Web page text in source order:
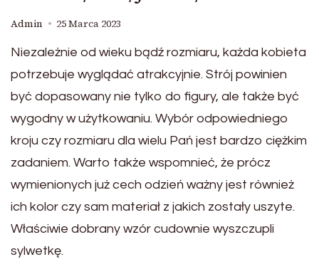
Admin 25 Marca 2023
Niezależnie od wieku bądź rozmiaru, każda kobieta
potrzebuje wyglądać atrakcyjnie. Strój powinien
być dopasowany nie tylko do figury, ale także być
wygodny w użytkowaniu. Wybór odpowiedniego
kroju czy rozmiaru dla wielu Pań jest bardzo ciężkim
zadaniem. Warto także wspomnieć, że prócz
wymienionych już cech odzień ważny jest również
ich kolor czy sam materiał z jakich zostały uszyte.
Właściwie dobrany wzór cudownie wyszczupli
sylwetkę.